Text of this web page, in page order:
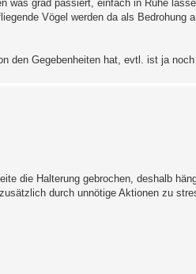
was grad passiert, einfach in Ruhe
Vögel werden da als Bedrohung
den Gegebenheiten hat, evtl. ist ja
die Halterung gebrochen, deshalb
durch unnötige Aktionen zu